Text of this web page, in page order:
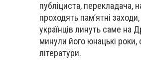
публіциста, перекладача,
проходять пам’ятні
українців линуть саме на
минули його юнацькі роки,
літератури.